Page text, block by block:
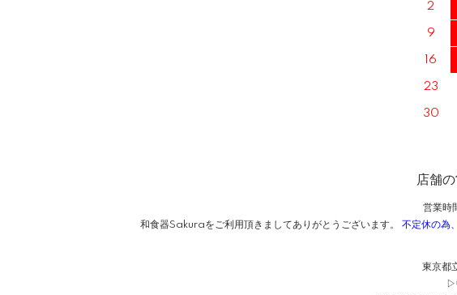
2
9
16
23
30
店舗
営業時
和食器Sakuraをご利用頂きましてありがとうございます。 不定休の為
東京都
▷